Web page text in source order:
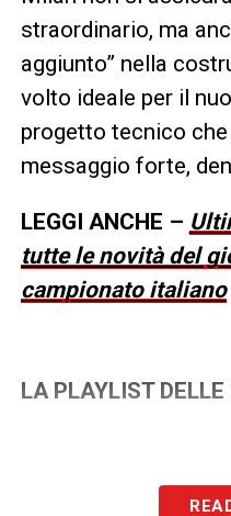
straordinario, ma
aggiunto” nella
volto ideale per il
progetto tecnico
messaggio forte,
LEGGI ANCHE –
tutte le novità del
campionato italiano
LA PLAYLIST